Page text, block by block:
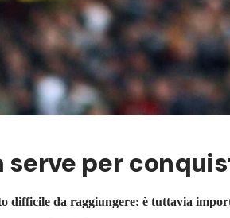
serve per
difficile da raggiungere: è tuttavia